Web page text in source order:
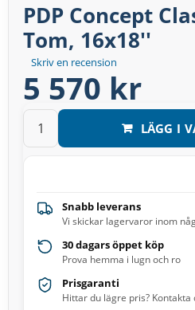
Skriv en recension
PDP Concept
Tom, 16x18''
5 570 kr
LÄGG I
Snabb leverans
Vi skickar lagervaror inom
30 dagars öppet köp
Prova hemma i lugn och ro
Prisgaranti
Hittar du lägre pris? Kontakta